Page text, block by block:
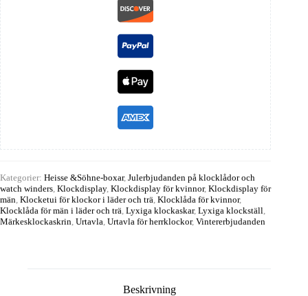
Kategorier: Heisse &Söhne-boxar, Julerbjudanden på klocklådor och
watch winders, Klockdisplay, Klockdisplay för kvinnor, Klockdisplay för
män, Klocketui för klockor i läder och trä, Klocklåda för kvinnor,
Klocklåda för män i läder och trä, Lyxiga klockaskar, Lyxiga klockställ,
Märkesklockaskrin, Urtavla, Urtavla för herrklockor, Vintererbjudanden
Beskrivning